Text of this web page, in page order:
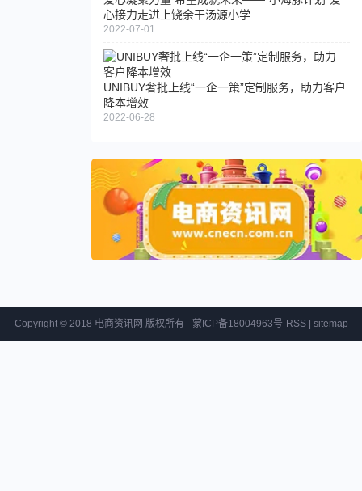
心接力走进上饶余干汤源小学
2022-07-01
UNIBUY奢批上线“一企一策”定制服务，助力客户
降本增效
2022-06-28
Copyright © 2018 电商资讯网 版权所有 - 蒙ICP备18004963号-RSS| sitemap